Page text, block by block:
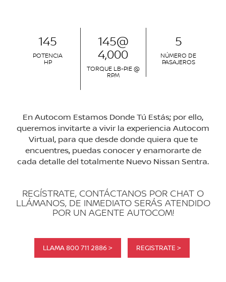
145
POTENCIA
HP
145@
4,000
TORQUE LB-PIE @
RPM
5
NÚMERO DE
PASAJEROS
En Autocom Estamos Donde Tú Estás; por ello,
queremos invitarte a vivir la experiencia Autocom
Virtual, para que desde donde quiera que te
encuentres, puedas conocer y enamorarte de
cada detalle del totalmente Nuevo Nissan Sentra.
REGÍSTRATE, CONTÁCTANOS POR CHAT O
LLÁMANOS, DE INMEDIATO SERÁS ATENDIDO
POR UN AGENTE AUTOCOM!
LLAMA 800 711 2886 > REGISTRATE >